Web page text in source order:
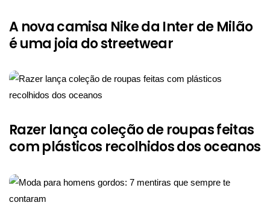
A nova camisa Nike da Inter de Milão
é uma joia do streetwear
Razer lança coleção de roupas feitas
com plásticos recolhidos dos oceanos